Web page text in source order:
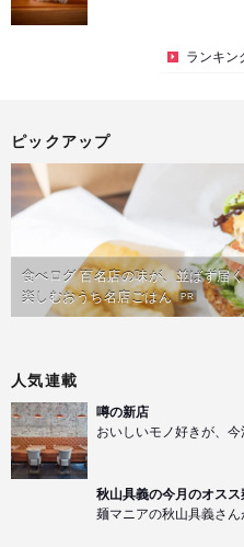
ランキン
ピックアップ
食べログ 百名店の味が、並ばず届
楽しむおうち名店ごはん PR
人気連載
噂の新店
おいしいモノ好きが、
秋山具義の今月のオスス
麺マニアの秋山具義さ